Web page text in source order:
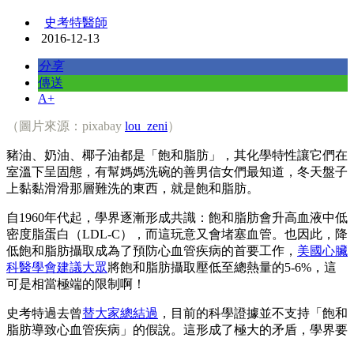
史考特醫師
2016-12-13
分享
傳送
A+
（圖片來源：pixabay lou_zeni）
豬油、奶油、椰子油都是「飽和脂肪」，其化學特性讓它們在
室溫下呈固態，有幫媽媽洗碗的善男信女們最知道，冬天盤子
上黏黏滑滑那層難洗的東西，就是飽和脂肪。
自1960年代起，學界逐漸形成共識：飽和脂肪會升高血液中低
密度脂蛋白（LDL-C），而這玩意又會堵塞血管。也因此，降
低飽和脂肪攝取成為了預防心血管疾病的首要工作， 美國心臟
科醫學會建議大眾將飽和脂肪攝取壓低至總熱量的5-6%，這
可是相當極端的限制啊！
史考特過去曾替大家總結過 ，目前的科學證據並不支持「飽和
脂肪導致心血管疾病」的假說。這形成了極大的矛盾，學界要